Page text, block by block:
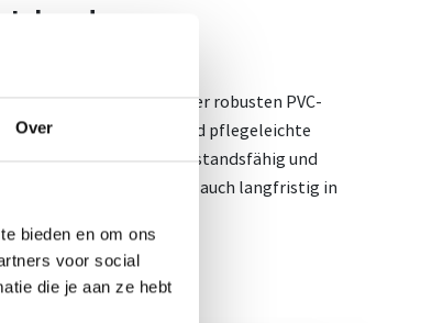
Over
bieden en om ons
voor social
die je aan ze hebt
Lebensdauer
und einer robusten PVC-
für eine langlebige und pflegeleichte
Die Deckschicht ist widerstandsfähig und
sodass die Verkleidung auch langfristig in